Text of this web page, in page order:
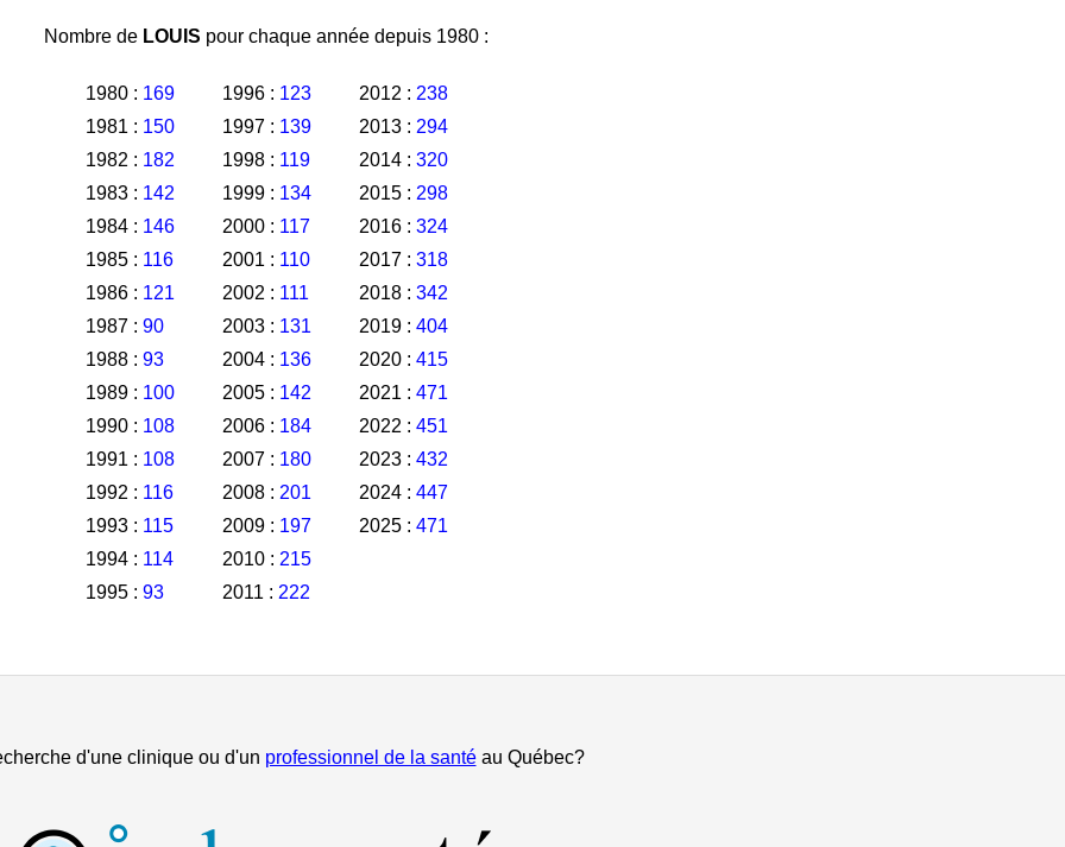
Nombre de LOUIS pour chaque année depuis 1980 :
1980 : 169
1981 : 150
1982 : 182
1983 : 142
1984 : 146
1985 : 116
1986 : 121
1987 : 90
1988 : 93
1989 : 100
1990 : 108
1991 : 108
1992 : 116
1993 : 115
1994 : 114
1995 : 93
1996 : 123
1997 : 139
1998 : 119
1999 : 134
2000 : 117
2001 : 110
2002 : 111
2003 : 131
2004 : 136
2005 : 142
2006 : 184
2007 : 180
2008 : 201
2009 : 197
2010 : 215
2011 : 222
2012 : 238
2013 : 294
2014 : 320
2015 : 298
2016 : 324
2017 : 318
2018 : 342
2019 : 404
2020 : 415
2021 : 471
2022 : 451
2023 : 432
2024 : 447
2025 : 471
d'une clinique ou d'un professionnel de la santéau Québec?